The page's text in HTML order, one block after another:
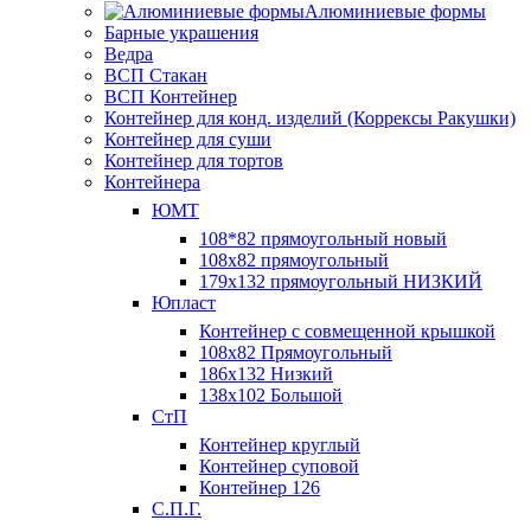
Алюминиевые формы
Барные украшения
Ведра
ВСП Стакан
ВСП Контейнер
Контейнер для конд. изделий (Коррексы Ракушки)
Контейнер для суши
Контейнер для тортов
Контейнера
ЮМТ
108*82 прямоугольный новый
108х82 прямоугольный
179х132 прямоугольный НИЗКИЙ
Юпласт
Контейнер с совмещенной крышкой
108х82 Прямоугольный
186х132 Низкий
138х102 Большой
СтП
Контейнер круглый
Контейнер суповой
Контейнер 126
С.П.Г.